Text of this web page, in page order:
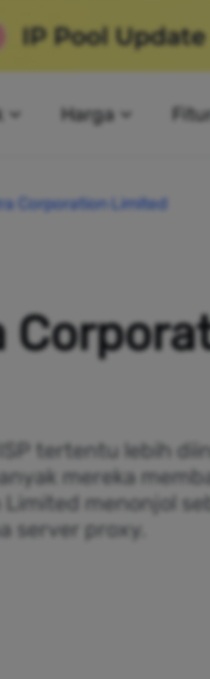
Harga
Corporation Limited
tertentu lebih
mereka
Limited menonjol
server proxy.